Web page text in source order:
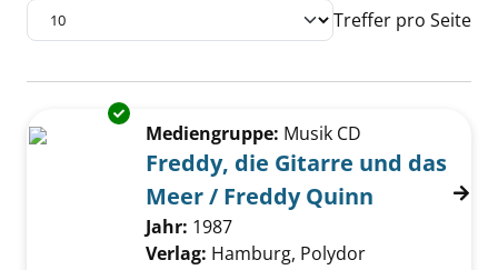
Treffer pro Seite
Suchergebnis
Zu den Suchfiltern springen
Exemplar-Details von Freddy, die Gitarre
Mediengruppe: Musik CD
Freddy, die Gitarre und das
Meer / Freddy Quinn
Suche nach diesem Verfasser
Jahr: 1987
Verlag: Hamburg, Polydor